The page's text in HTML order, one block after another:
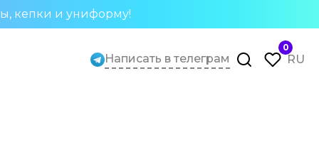
кепки и униформу!
Написать в телеграм
0
RU